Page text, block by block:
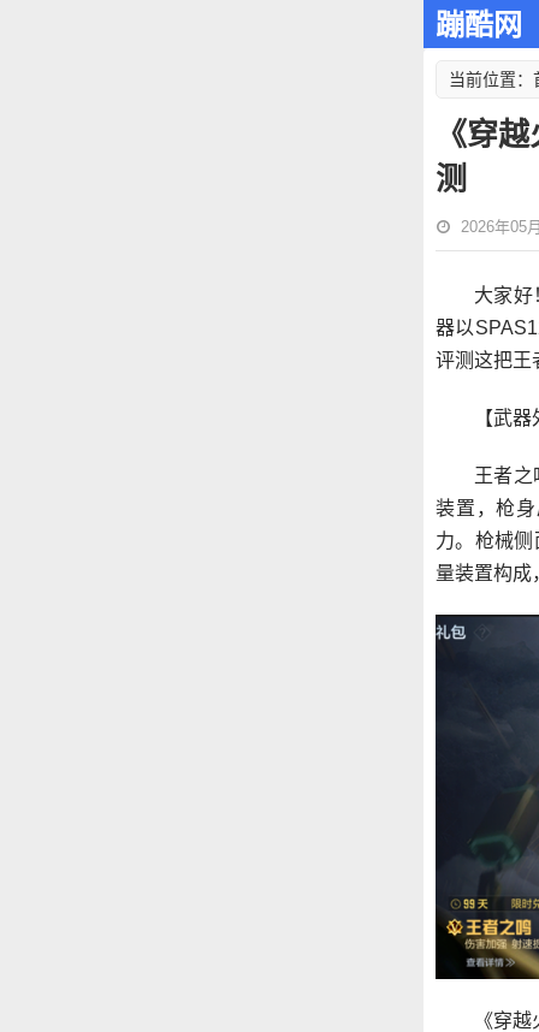
蹦酷网
当前位置：
《穿
测
2026年05
大家
器以
评测这把王
【武
王者
装置，枪
力。枪械
量装置构成
《穿